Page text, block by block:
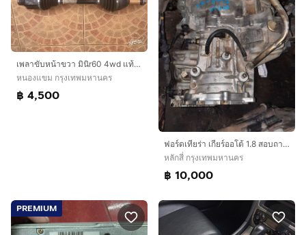
เพลาขับหน้าขวา มินิr60 4wd แท้มือสองญี่ปุ่น
หนองแขม กรุงเทพมหานคร
฿ 4,500
ฟอร์ดเทียร่า เกียร์ออโต้ 1.8 สอบถามเกียร์ออโต้รถยนต์ได้ทุกรุ่น
หลักสี่ กรุงเทพมหานคร
฿ 10,000
PREMIUM